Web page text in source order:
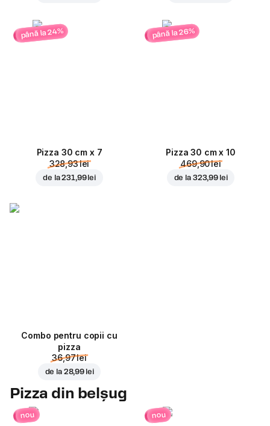
până la 24%
Pizza 30 cm x 7
328,93 lei
de la231,99 lei
până la 26%
Pizza 30 cm x 10
469,90 lei
de la 323,99 lei
Combo pentru copii cu
pizza
36,97 lei
de la 28,99 lei
Pizza din belșug
nou nou